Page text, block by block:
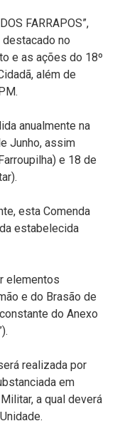
FARRAPOS”,
no
e as ações do 18º
além de
anualmente na
Junho, assim
e 18 de
esta Comenda
estabelecida
elementos
e do Brasão de
do Anexo
realizada por
em
a qual deverá